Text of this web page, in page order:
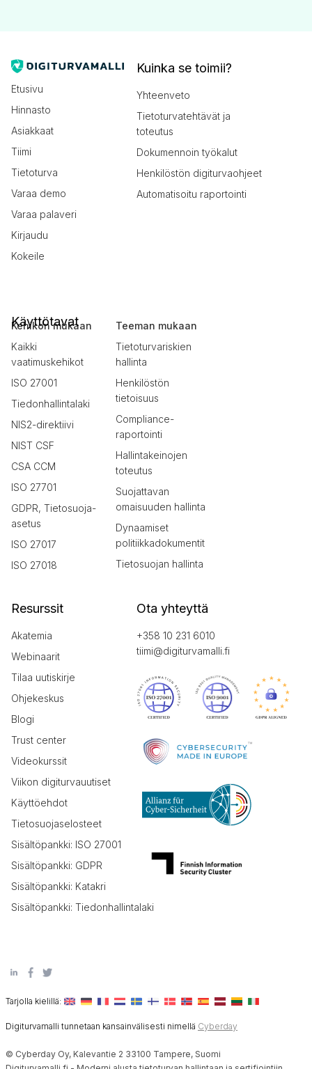
Etusivu
Hinnasto
Asiakkaat
Tiimi
Tietoturva
Varaa demo
Varaa palaveri
Kirjaudu
Kokeile
Kuinka se toimii?
Yhteenveto
Tietoturvatehtävät ja
toteutus
Dokumennoin työkalut
Henkilöstön digiturvaohjeet
Automatisoitu raportointi
Käyttötavat
Kehikon mukaan
Kaikki
vaatimuskehikot
ISO 27001
Tiedonhallintalaki
NIS2-direktiivi
NIST CSF
CSA CCM
ISO 27701
GDPR, Tietosuoja-
asetus
ISO 27017
ISO 27018
Teeman mukaan
Tietoturvariskien
hallinta
Henkilöstön
tietoisuus
Compliance-
raportointi
Hallintakeinojen
toteutus
Suojattavan
omaisuuden hallinta
Dynaamiset
politiikkadokumentit
Tietosuojan hallinta
Resurssit
Akatemia
Webinaarit
Tilaa uutiskirje
Ohjekeskus
Blogi
Trust center
Videokurssit
Viikon digiturvauutiset
Käyttöehdot
Tietosuojaselosteet
Sisältöpankki: ISO 27001
Sisältöpankki: GDPR
Sisältöpankki: Katakri
Sisältöpankki: Tiedonhallintalaki
Ota yhteyttä
+358 10 231 6010
tiimi@digiturvamalli.fi
Tarjolla kielillä:
Digiturvamalli tunnetaan kansainvälisesti nimellä Cyberday
© Cyberday Oy, Kalevantie 2 33100 Tampere, Suomi